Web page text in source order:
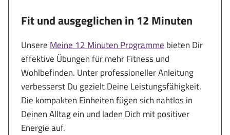
Fit und ausgeglichen in 12 Minuten
Unsere Meine 12 Minuten Programme bieten Dir
effektive Übungen für mehr Fitness und
Wohlbefinden. Unter professioneller Anleitung
verbesserst Du gezielt Deine Leistungsfähigkeit.
Die kompakten Einheiten fügen sich nahtlos in
Deinen Alltag ein und laden Dich mit positiver
Energie auf.